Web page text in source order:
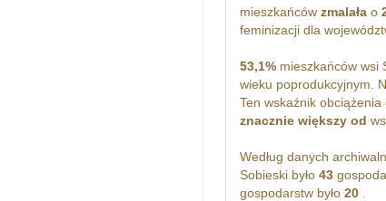
mieszkańców zmalałao
feminizacji dla
53,1%mieszkańców wsi
wieku poprodukcyjnym.
Ten wskaźnik
znacznie większy od
Według danych
Sobieski było 43
gospodarstw było 20.